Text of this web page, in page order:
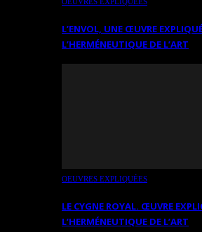
L’ENVOL, UNE ŒUVRE
L’HERMÉNEUTIQUE DE L’ART
OEUVRES EXPLIQUÉES
LE CYGNE ROYAL. ŒUVRE
L’HERMÉNEUTIQUE DE L’ART